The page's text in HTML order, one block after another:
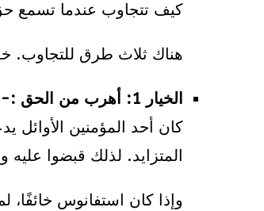
كيف تتجاوب عندما تسمع
هناك ثلاث طرق للتجاوب.
الخيار 1: أهرب من الحق :-
كان أحد المؤمنين الأوائل
المتزايد. لذلك قبضوا
وإذا كان استفانوس خائفًا،